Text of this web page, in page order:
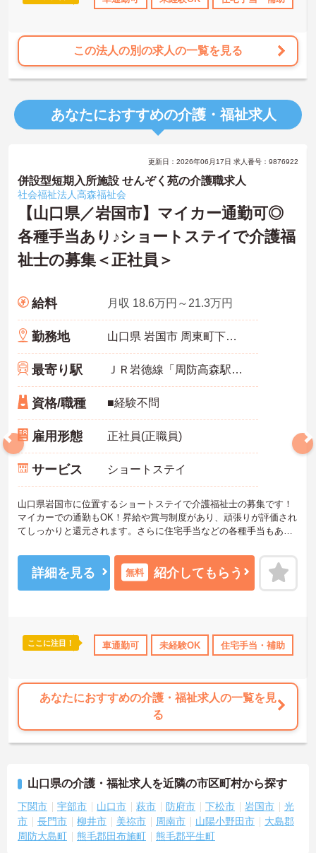
この法人の別の求人の一覧を見る
あなたにおすすめの介護・福祉求人
託児所・育児補助 研修制度あり 産休･育休･介護休暇取得実績あり
更新日：2026年06月17日 求人番号：9876922
併設型短期入所施設 せんぞく苑の介護職求人
社会福祉法人高森福祉会
【山口県／岩国市】マイカー通勤可◎
各種手当あり♪ショートステイで介護福
祉士の募集＜正社員＞
給料 月収 18.6万円～21.3万円
勤務地 山口県 岩国市 周東町下久原443-6
最寄り駅 ＪＲ岩徳線「周防高森駅」バス・車5分
資格/職種 ■経験不問
雇用形態 正社員(正職員)
サービス ショートステイ
山口県岩国市に位置するショートステイで介護福祉士の募集です！
マイカーでの通勤もOK！昇給や賞与制度があり、頑張りが評価され
てしっかりと還元されます。さらに住宅手当などの各種手当もある
心してスタートできます。
こちらの求人にご興味がございましたら面接のポイントもお伝えし
ますので是非ご応募お待ちしております。
詳細を見る 無料 紹介してもらう
ここに注目！ 車通勤可 未経験OK 住宅手当・補助
あなたにおすすめの介護・福祉求人の一覧を見
る
山口県の介護・福祉求人を近隣の市区町村から探す
下関市 宇部市 山口市 萩市 防府市 下松市 岩国市
光
市
長門市 柳井市 美祢市 周南市 山陽小野田市
大島郡
周防大島町
熊毛郡田布施町 熊毛郡平生町